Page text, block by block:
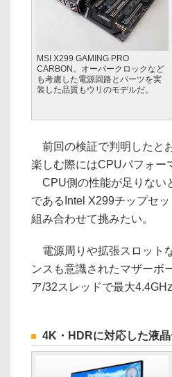
MSI X299 GAMING PRO
CARBON。オーバークロックなど
も考慮した電源回路とパーツを実
装した品質もウリのモデルだ。
前回の検証で判明したと
楽しむ際にはCPUパフォー
CPU側の性能が足りない
であるIntel X299チップセ
組み合わせて挑みたい。
電源周りや拡張スロット
ンスも意識されたマザーボ
ア/32スレッドで最大
4K・HDRに対応した液